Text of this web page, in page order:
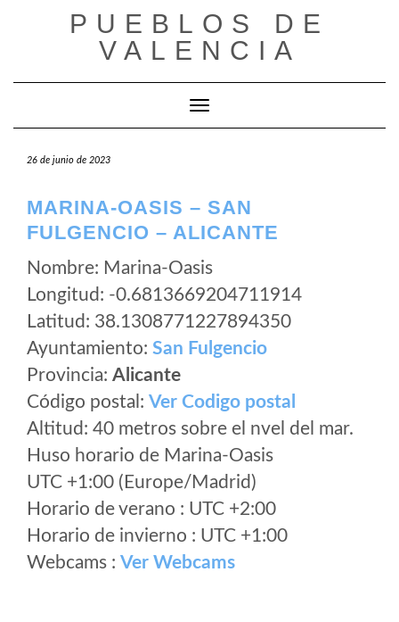
PUEBLOS DE
VALENCIA
Cambiar modo de navegación
26 de junio de 2023
MARINA-OASIS – SAN
FULGENCIO – ALICANTE
Nombre: Marina-Oasis
Longitud: -0.6813669204711914
Latitud: 38.1308771227894350
Ayuntamiento: San Fulgencio
Provincia: Alicante
Código postal: Ver Codigo postal
Altitud: 40 metros sobre el nvel del mar.
Huso horario de Marina-Oasis
UTC +1:00 (Europe/Madrid)
Horario de verano : UTC +2:00
Horario de invierno : UTC +1:00
Webcams : Ver Webcams